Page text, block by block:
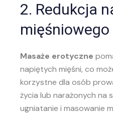
2. Redukcja
mięśniowego
Masaże erotyczne
napiętych mięśni, co
korzystne dla osób
życia lub narażonych na
ugniatanie i masowanie